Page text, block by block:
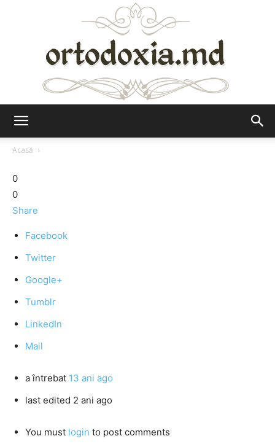
Acasă
0
0
Share
Facebook
Twitter
Google+
Tumblr
LinkedIn
Mail
a întrebat 13 ani ago
last edited 2 ani ago
You must login to post comments